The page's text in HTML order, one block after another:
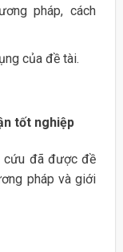
pháp, cách
của đề tài.
tốt nghiệp
cứu đã được đề
pháp và giới